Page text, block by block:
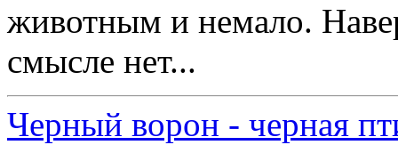
животным и немало.
смысле нет...
Черный ворон - черная